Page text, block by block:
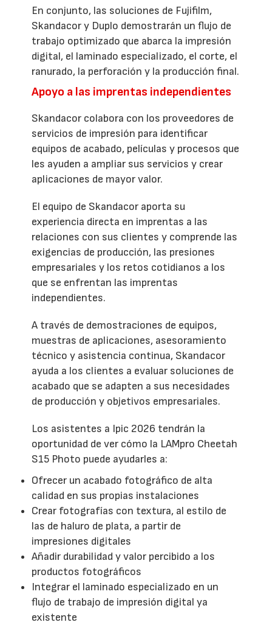
En conjunto, las soluciones de Fujifilm,
Skandacor y Duplo demostrarán un flujo de
trabajo optimizado que abarca la impresión
digital, el laminado especializado, el corte, el
ranurado, la perforación y la producción final.
Apoyo a las imprentas independientes
Skandacor colabora con los proveedores de
servicios de impresión para identificar
equipos de acabado, películas y procesos que
les ayuden a ampliar sus servicios y crear
aplicaciones de mayor valor.
El equipo de Skandacor aporta su
experiencia directa en imprentas a las
relaciones con sus clientes y comprende las
exigencias de producción, las presiones
empresariales y los retos cotidianos a los
que se enfrentan las imprentas
independientes.
A través de demostraciones de equipos,
muestras de aplicaciones, asesoramiento
técnico y asistencia continua, Skandacor
ayuda a los clientes a evaluar soluciones de
acabado que se adapten a sus necesidades
de producción y objetivos empresariales.
Los asistentes a Ipic 2026 tendrán la
oportunidad de ver cómo la LAMpro Cheetah
S15 Photo puede ayudarles a:
Ofrecer un acabado fotográfico de alta
calidad en sus propias instalaciones
Crear fotografías con textura, al estilo de
las de haluro de plata, a partir de
impresiones digitales
Añadir durabilidad y valor percibido a los
productos fotográficos
Integrar el laminado especializado en un
flujo de trabajo de impresión digital ya
existente